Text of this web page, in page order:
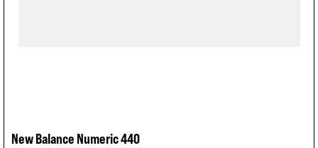
New Balance Numeric 440